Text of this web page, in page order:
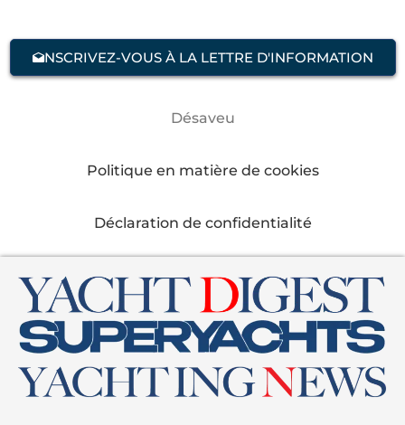
NSCRIVEZ-VOUS À LA LETTRE D'INFORMATION
Désaveu
Politique en matière de cookies
Déclaration de confidentialité